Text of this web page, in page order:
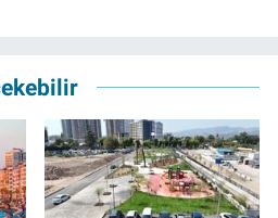
Ankara bürolarında editör ve